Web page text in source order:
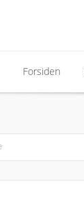
Forsiden